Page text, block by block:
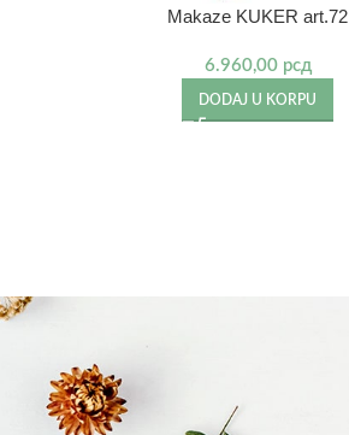
Makaze KUKER art.72
6.960,00 рсд
DODAJ U KORPU